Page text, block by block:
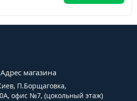
Адрес магазина
П.Борщаговка,
офис №7, (цокольный этаж)